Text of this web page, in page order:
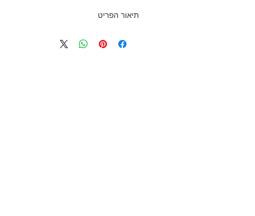
תיאור הפריט
שמלת קז'ואל, שרוול קצר בצבע כחול עמוק.